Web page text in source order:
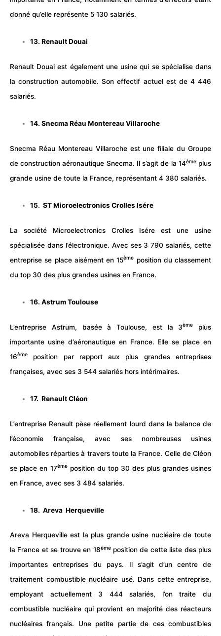
donné qu’elle représente 5 130 salariés.
13. Renault Douai
Renault Douai est également une usine qui se spécialise dans
la construction automobile. Son effectif actuel est de 4 446
salariés.
14. Snecma Réau Montereau Villaroche
Snecma Réau Montereau Villaroche est une filiale du Groupe
de construction aéronautique Snecma. Il s’agit de la 14èmeplus
grande usine de toute la France, représentant 4 380 salariés.
15. ST Microelectronics Crolles Isére
La société Microelectronics Crolles Isére est une usine
spécialisée dans l’électronique. Avec ses 3 790 salariés, cette
entreprise se place aisément en 15ème position du classement
du top 30 des plus grandes usines en France.
16. Astrum Toulouse
L’entreprise Astrum, basée à Toulouse, est la 3ème
plus
importante usine d’aéronautique en France. Elle se place en
16ème
position par rapport aux plus grandes entreprises
françaises, avec ses 3 544 salariés hors intérimaires.
17. Renault Cléon
L’entreprise Renault pèse réellement lourd dans la balance de
l’économie française, avec ses nombreuses usines
automobiles réparties à travers toute la France. Celle de Cléon
se place en 17èmeposition du top 30 des plus grandes usines
en France, avec ses 3 484 salariés.
18. Areva Herqueville
Areva Herqueville est la plus grande usine nucléaire de toute
la France et se trouve en 18èmeposition de cette liste des plus
importantes entreprises du pays. Il s’agit d’un centre de
traitement combustible nucléaire usé. Dans cette entreprise,
employant actuellement 3 444 salariés, l’on traite du
combustible nucléaire qui provient en majorité des réacteurs
nucléaires français. Une petite partie de ces combustibles